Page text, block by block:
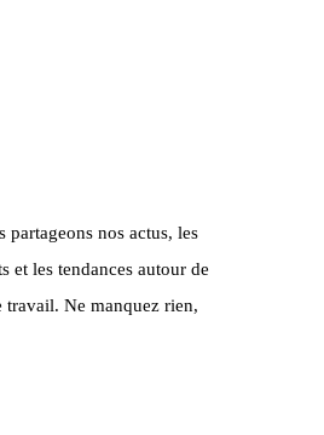
partageons nos actus, les
et les tendances autour de
travail. Ne manquez rien,